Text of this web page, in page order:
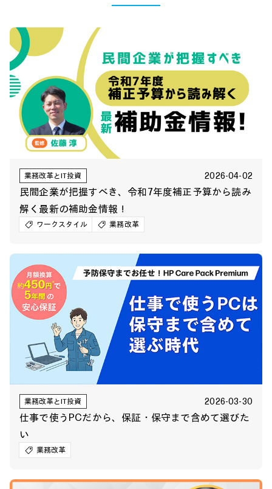
業務改革とIT投資 2026-04-02
民間企業が把握すべき、令和7年度補正予算から読み
解く最新の補助金情報！
ワークスタイル 業務改革
業務改革とIT投資 2026-03-30
仕事で使うPCだから、保証・保守まで含めて選びた
い
業務改革